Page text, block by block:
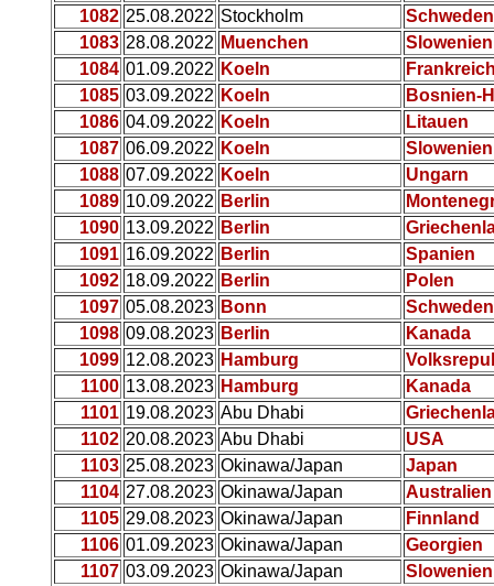
1082 25.08.2022 Stockholm
Schweden
1083 28.08.2022 Muenchen
Slowenien
1084 01.09.2022 Koeln
1085 03.09.2022 Koeln
Bosnien-
1086 04.09.2022 Koeln
Litauen
1087 06.09.2022 Koeln
Slowenien
1088 07.09.2022 Koeln
Ungarn
1089 10.09.2022 Berlin
1090 13.09.2022 Berlin
1091 16.09.2022 Berlin
Spanien
1092 18.09.2022 Berlin
Polen
1097 05.08.2023 Bonn
Schweden
1098 09.08.2023 Berlin
Kanada
1099 12.08.2023 Hamburg
1100 13.08.2023 Hamburg
Kanada
1101 19.08.2023 Abu Dhabi
1102 20.08.2023 Abu Dhabi
USA
1103 25.08.2023 Okinawa/Japan
Japan
1104 27.08.2023 Okinawa/Japan
Australien
1105 29.08.2023 Okinawa/Japan
Finnland
1106 01.09.2023 Okinawa/Japan
Georgien
1107 03.09.2023 Okinawa/Japan
Slowenien